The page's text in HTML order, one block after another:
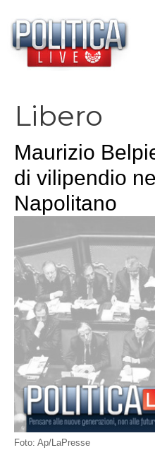
contenuto
Libero
Maurizio
di vilipendio
Napolitano
Foto: Ap/LaPresse